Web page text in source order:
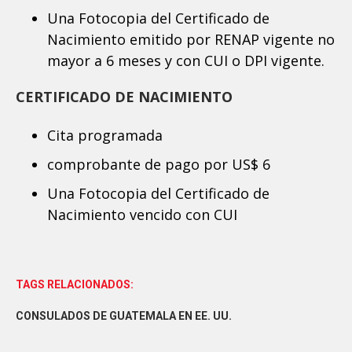
Una Fotocopia del Certificado de
Nacimiento emitido por RENAP vigente no
mayor a 6 meses y con CUI o DPI vigente.
CERTIFICADO DE NACIMIENTO
Cita programada
comprobante de pago por US$ 6
Una Fotocopia del Certificado de
Nacimiento vencido con CUI
TAGS RELACIONADOS:
CONSULADOS DE GUATEMALA EN EE. UU.